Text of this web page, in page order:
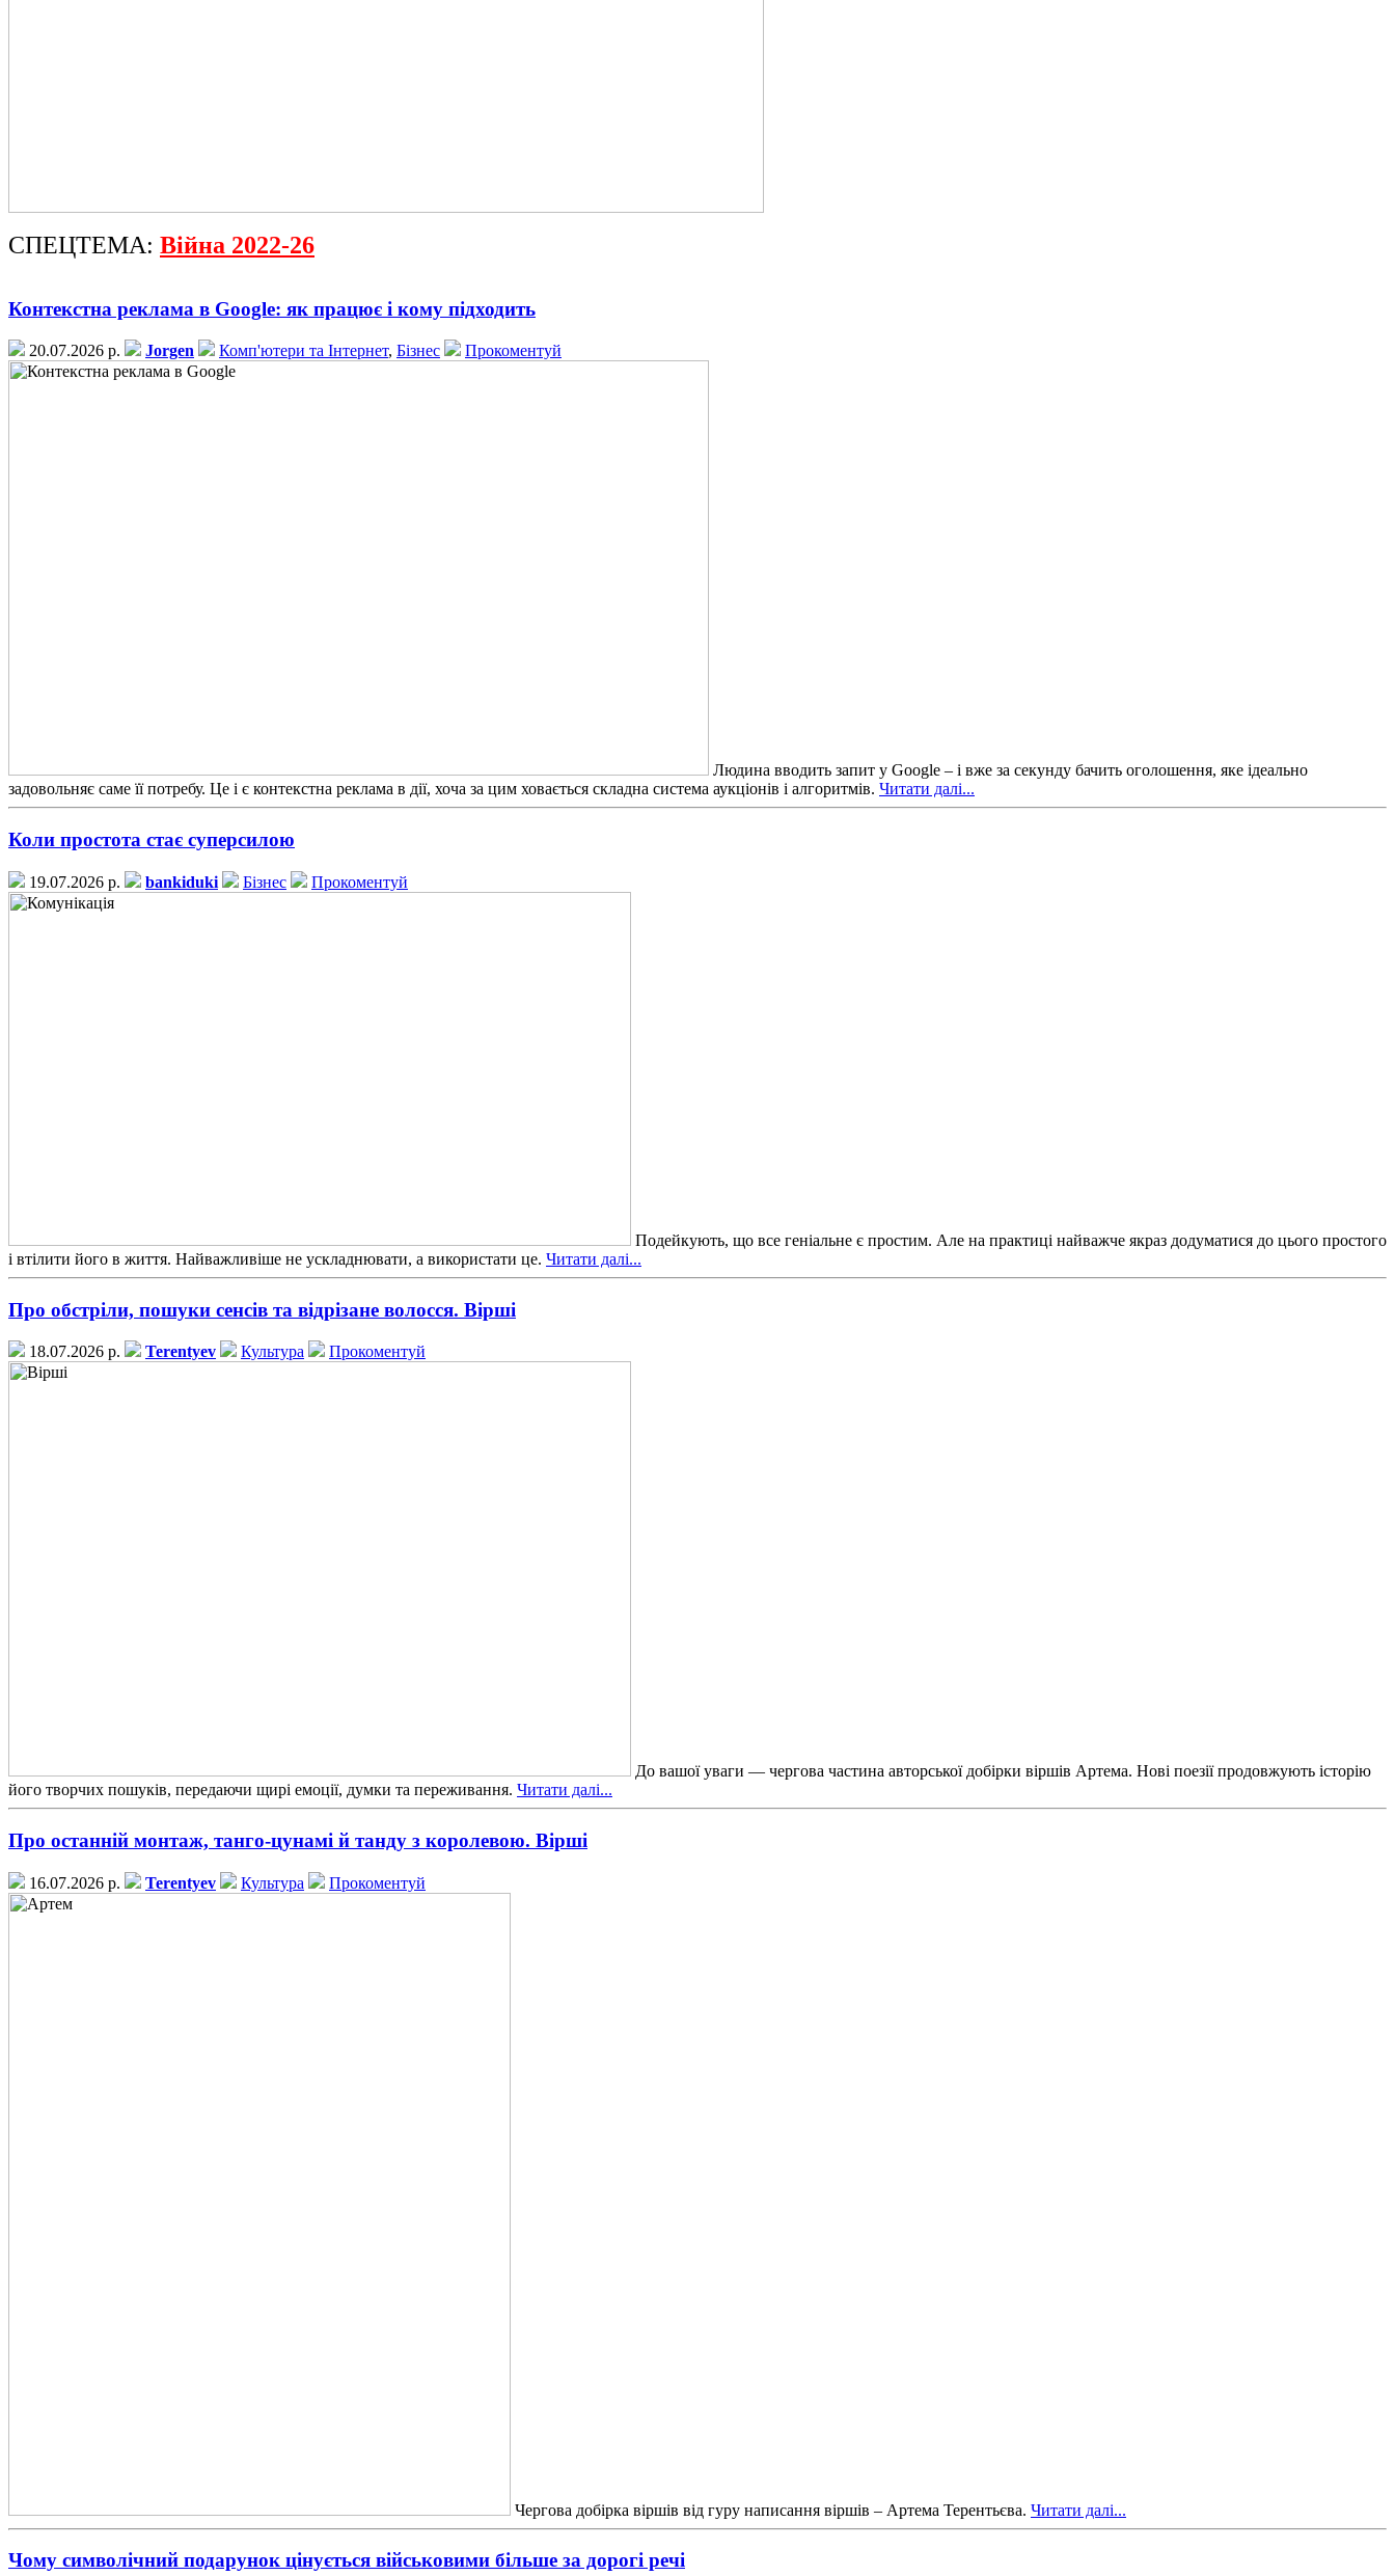
СПЕЦТЕМА: Війна 2022-26
Контекстна реклама в Google: як працює і кому підходить
20.07.2026 р. Jorgen Комп'ютери та Інтернет, Бізнес Прокоментуй
Людина вводить запит у Google – і вже за секунду бачить оголошення, яке ідеально
задовольняє саме її потребу. Це і є контекстна реклама в дії, хоча за цим ховається складна система аукціонів і алгоритмів. Читати далі...
Коли простота стає суперсилою
19.07.2026 р. bankiduki Бізнес Прокоментуй
Подейкують, що все геніальне є простим. Але на практиці найважче якраз додуматися до цього простого
і втілити його в життя. Найважливіше не ускладнювати, а використати це. Читати далі...
Про обстріли, пошуки сенсів та відрізане волосся. Вірші
18.07.2026 р. Terentyev Культура Прокоментуй
До вашої уваги — чергова частина авторської добірки віршів Артема. Нові поезії продовжують історію
його творчих пошуків, передаючи щирі емоції, думки та переживання. Читати далі...
Про останній монтаж, танго-цунамі й танду з королевою. Вірші
16.07.2026 р. Terentyev Культура Прокоментуй
Чергова добірка віршів від гуру написання віршів – Артема Терентьєва. Читати далі...
Чому символічний подарунок цінується військовими більше за дорогі речі